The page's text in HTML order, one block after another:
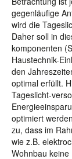
gegenläufige
wird die
Daher soll in
komponenten
Haustechnik-
den
optimal erfüllt.
Tageslicht-
optimiert
zu, dass im
wie z.B.
Wohnbau